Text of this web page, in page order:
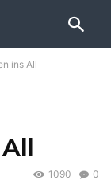
ins All
0
1090